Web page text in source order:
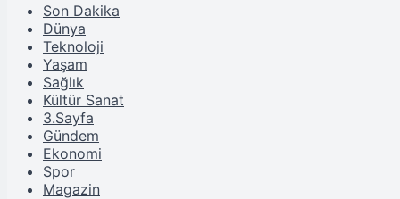
Son Dakika
Dünya
Teknoloji
Yaşam
Sağlık
Kültür Sanat
3.Sayfa
Gündem
Ekonomi
Spor
Magazin